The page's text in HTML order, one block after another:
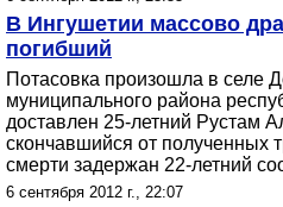
В Ингушетии массово
погибший
Потасовка произошла в селе
муниципального района
доставлен 25-летний Рустам
скончавшийся от полученных
смерти задержан 22-летний
6 сентября 2012 г., 22:07